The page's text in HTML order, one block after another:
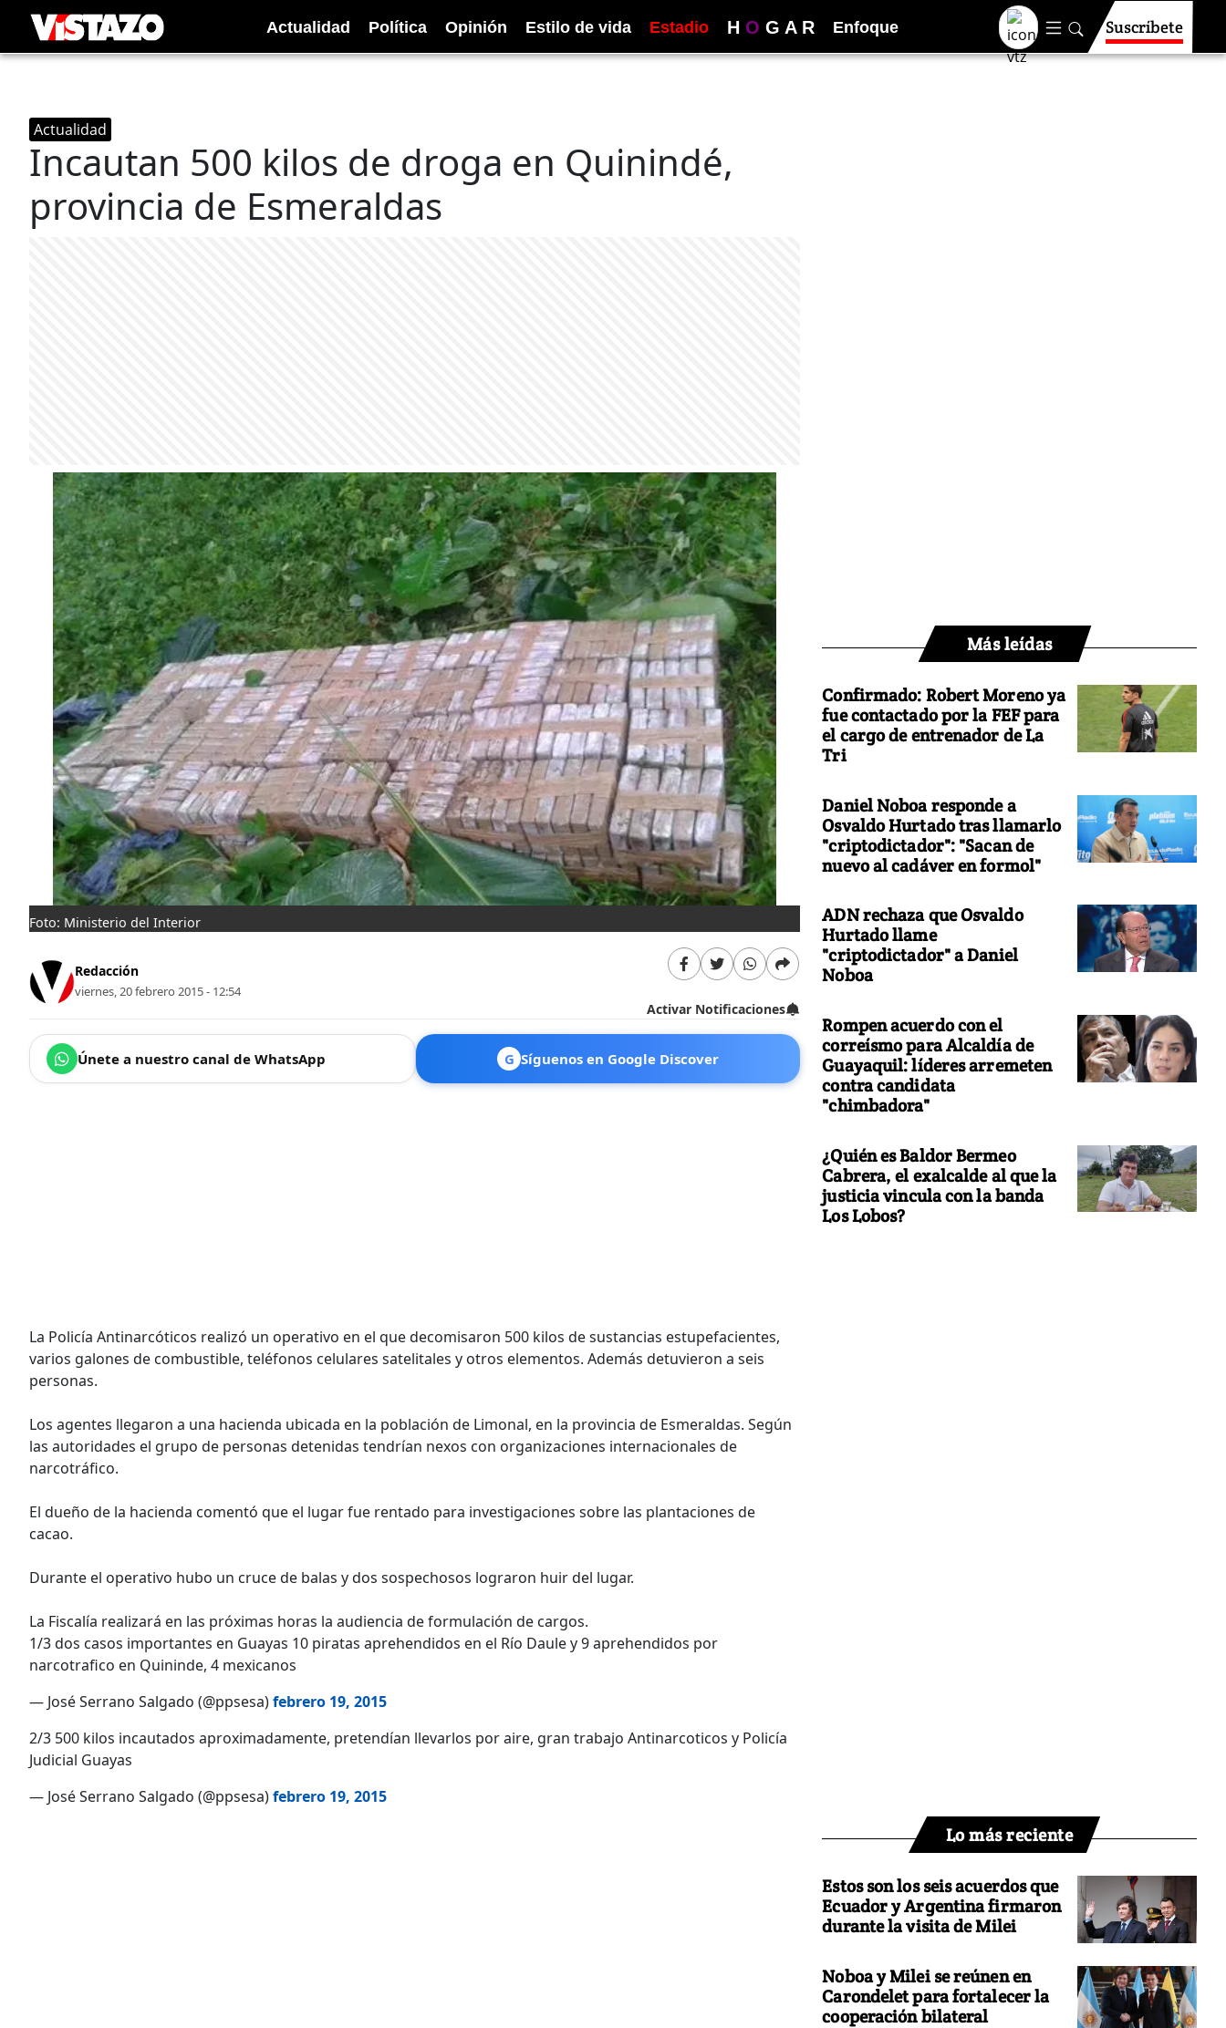
Actualidad Política Opinión Estilo de vida Estadio H O G A R Enfoque Suscríbete
Actualidad
Incautan 500 kilos de droga en Quinindé,
provincia de Esmeraldas
Foto: Ministerio del Interior
Redacción
viernes, 20 febrero 2015 - 12:54
Activar Notificaciones
Únete a nuestro canal de WhatsApp G Síguenos en Google Discover
La Policía Antinarcóticos realizó un operativo en el que decomisaron 500 kilos de sustancias estupefacientes,
varios galones de combustible, teléfonos celulares satelitales y otros elementos. Además detuvieron a seis
personas.
Los agentes llegaron a una hacienda ubicada en la población de Limonal, en la provincia de Esmeraldas. Según
las autoridades el grupo de personas detenidas tendrían nexos con organizaciones internacionales de
narcotráfico.
El dueño de la hacienda comentó que el lugar fue rentado para investigaciones sobre las plantaciones de
cacao.
Durante el operativo hubo un cruce de balas y dos sospechosos lograron huir del lugar.
La Fiscalía realizará en las próximas horas la audiencia de formulación de cargos.
1/3 dos casos importantes en Guayas 10 piratas aprehendidos en el Río Daule y 9 aprehendidos por
narcotrafico en Quininde, 4 mexicanos
— José Serrano Salgado (@ppsesa)febrero 19, 2015
2/3 500 kilos incautados aproximadamente, pretendían llevarlos por aire, gran trabajo Antinarcoticos y Policía
Judicial Guayas
— José Serrano Salgado (@ppsesa)febrero 19, 2015
Más leídas
Confirmado: Robert Moreno ya
fue contactado por la FEF para
el cargo de entrenador de La
Tri
Daniel Noboa responde a
Osvaldo Hurtado tras llamarlo
"criptodictador": "Sacan de
nuevo al cadáver en formol"
ADN rechaza que Osvaldo
Hurtado llame
"criptodictador" a Daniel
Noboa
Rompen acuerdo con el
correísmo para Alcaldía de
Guayaquil: líderes arremeten
contra candidata
"chimbadora"
¿Quién es Baldor Bermeo
Cabrera, el exalcalde al que la
justicia vincula con la banda
Los Lobos?
Lo más reciente
Estos son los seis acuerdos que
Ecuador y Argentina firmaron
durante la visita de Milei
Noboa y Milei se reúnen en
Carondelet para fortalecer la
cooperación bilateral